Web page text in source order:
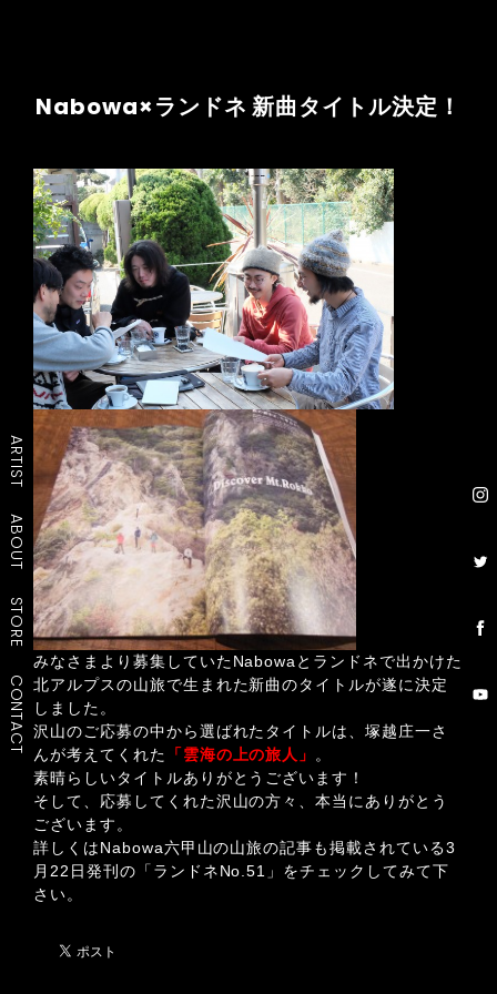
ARTIST
ABOUT
STORE
CONTACT
Nabowa×ランドネ 新曲タイトル決定！
みなさまより募集していたNabowaとランドネで出かけた
北アルプスの山旅で生まれた新曲のタイトルが遂に決定
しました。
沢山のご応募の中から選ばれたタイトルは、塚越庄一さ
んが考えてくれた
「雲海の上の旅人」
。
素晴らしいタイトルありがとうございます！
そして、応募してくれた沢山の方々、本当にありがとう
ございます。
詳しくはNabowa六甲山の山旅の記事も掲載されている3
月22日発刊の「ランドネNo.51」をチェックしてみて下
さい。